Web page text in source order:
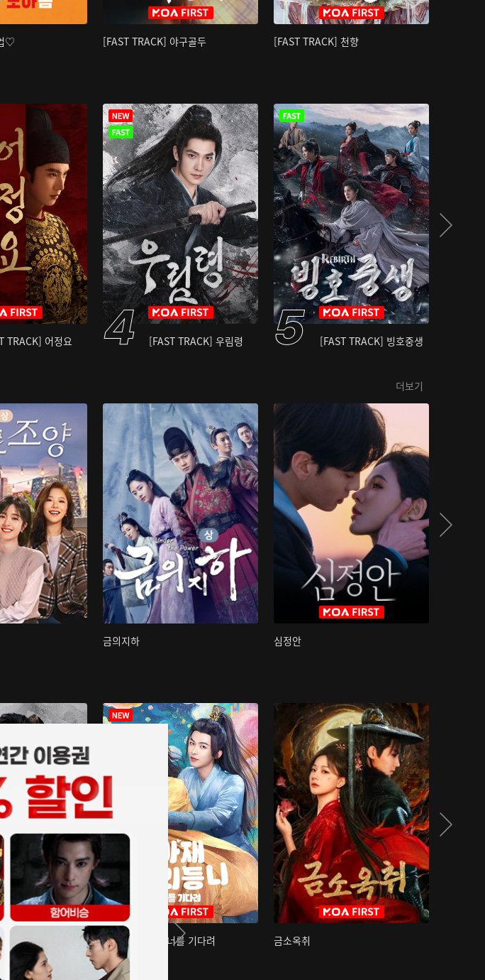
♡ [FAST TRACK] 야구골두 [FAST TRACK] 천향
TRACK] 어정요 [FAST TRACK] 우림령 [FAST TRACK] 빙호중생
더보기
금의지하 심정안
아재저리등니 : 너를 기다려 금소옥취